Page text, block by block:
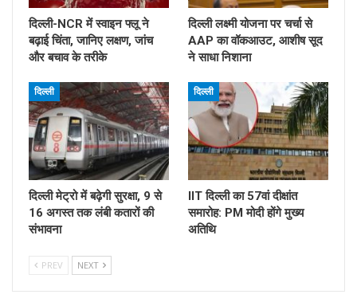
दिल्ली-NCR में स्वाइन फ्लू ने
बढ़ाई चिंता, जानिए लक्षण, जांच
और बचाव के तरीके
दिल्ली लक्ष्मी योजना पर चर्चा से
AAP का वॉकआउट, आशीष सूद
ने साधा निशाना
दिल्ली
दिल्ली मेट्रो में बढ़ेगी सुरक्षा, 9 से
16 अगस्त तक लंबी कतारों की
संभावना
दिल्ली
IIT दिल्ली का 57वां दीक्षांत
समारोह: PM मोदी होंगे मुख्य
अतिथि
PREV NEXT